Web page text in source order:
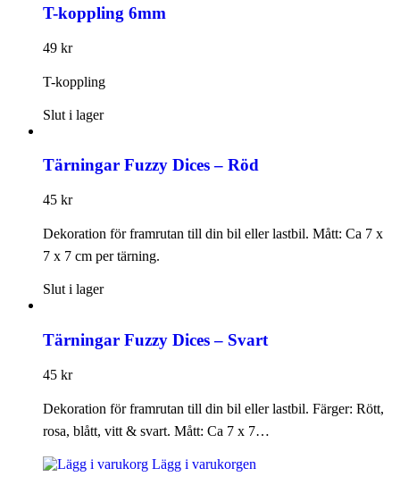
T-koppling 6mm
49 kr
T-koppling
Slut i lager
Tärningar Fuzzy Dices – Röd
45 kr
Dekoration för framrutan till din bil eller lastbil. Mått: Ca 7 x
7 x 7 cm per tärning.
Slut i lager
Tärningar Fuzzy Dices – Svart
45 kr
Dekoration för framrutan till din bil eller lastbil. Färger: Rött,
rosa, blått, vitt & svart. Mått: Ca 7 x 7…
Lägg i varukorgen